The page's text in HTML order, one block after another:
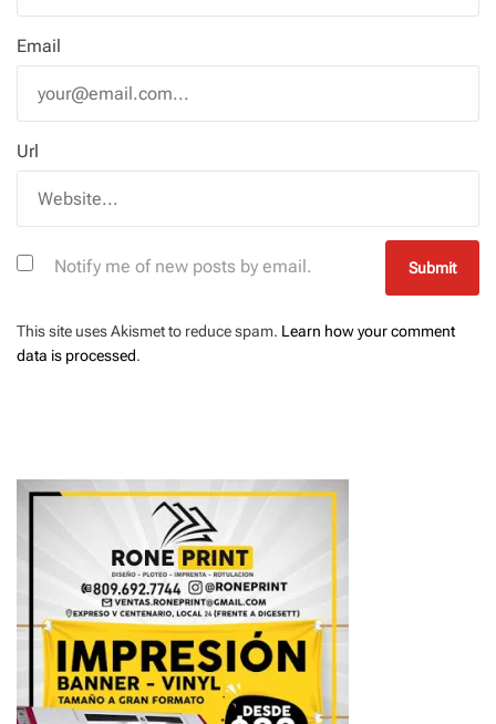
Email
Url
Notify me of new posts by email.
This site uses Akismet to reduce spam. Learn how your comment
data is processed.